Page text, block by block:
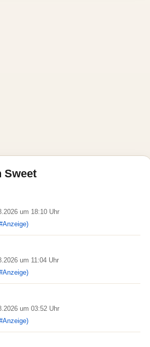
Sweet
um 18:10 Uhr
um 11:04 Uhr
um 03:52 Uhr